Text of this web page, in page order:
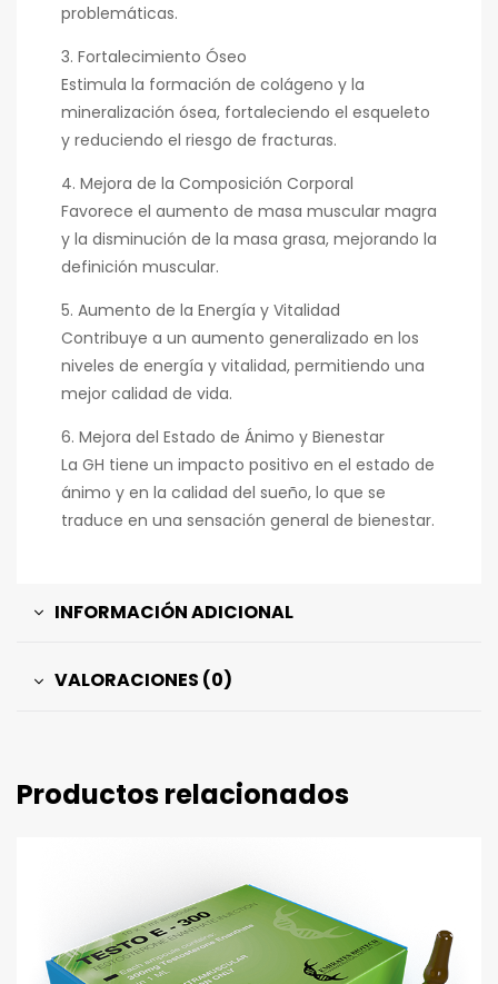
problemáticas.
3. Fortalecimiento Óseo
Estimula la formación de colágeno y la
mineralización ósea, fortaleciendo el esqueleto
y reduciendo el riesgo de fracturas.
4. Mejora de la Composición Corporal
Favorece el aumento de masa muscular magra
y la disminución de la masa grasa, mejorando la
definición muscular.
5. Aumento de la Energía y Vitalidad
Contribuye a un aumento generalizado en los
niveles de energía y vitalidad, permitiendo una
mejor calidad de vida.
6. Mejora del Estado de Ánimo y Bienestar
La GH tiene un impacto positivo en el estado de
ánimo y en la calidad del sueño, lo que se
traduce en una sensación general de bienestar.
INFORMACIÓN ADICIONAL
VALORACIONES (0)
Productos relacionados